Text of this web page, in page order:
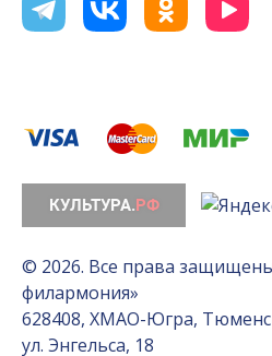
© 2026. Все права
филармония»
628408, ХМАО-Югра,
ул. Энгельса, 18